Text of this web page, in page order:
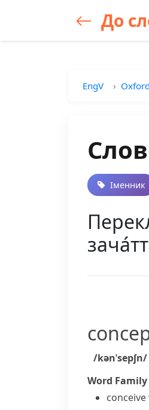
До
EngV
Іменник
/kənˈsepʃn/
Word Family
conceive